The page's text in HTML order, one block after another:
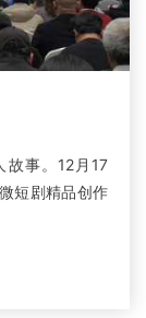
故事。12月17
短剧精品创作